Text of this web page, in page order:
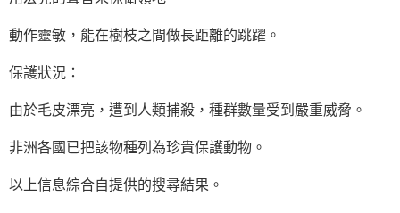
動作靈敏，能在樹枝之間做長距離的跳躍。
保護狀況：
由於毛皮漂亮，遭到人類捕殺，種群數量受到嚴重威脅。
非洲各國已把該物種列為珍貴保護動物。
以上信息綜合自提供的搜尋結果。